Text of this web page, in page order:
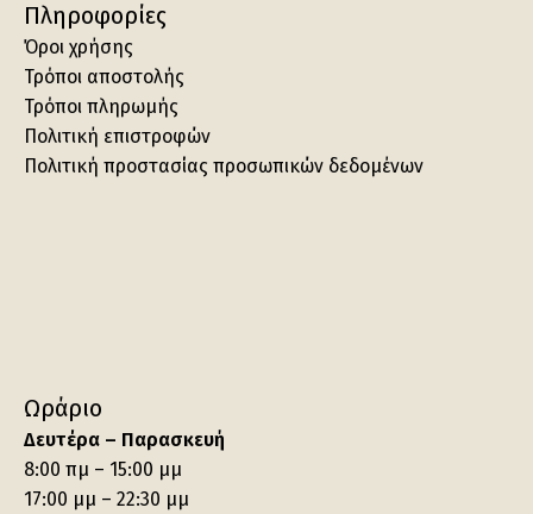
Πληροφορίες
Όροι χρήσης
Τρόποι αποστολής
Τρόποι πληρωμής
Πολιτική επιστροφών
Πολιτική προστασίας προσωπικών δεδομένων
Ωράριο
Δευτέρα – Παρασκευή
8:00 πμ – 15:00 μμ
17:00 μμ – 22:30 μμ